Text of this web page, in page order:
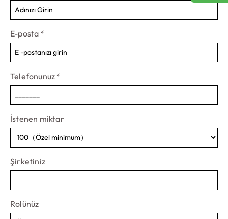
E-posta *
Telefonunuz *
İstenen miktar
Şirketiniz
Rolünüz